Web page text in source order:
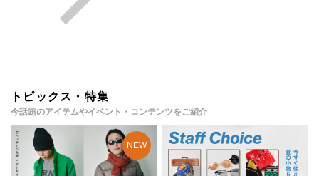
トピックス・特集
今話題のアイテムやイベント・コンテンツをご紹介